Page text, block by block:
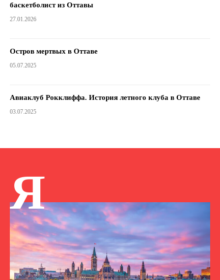
баскетболист из Оттавы
27.01.2026
Остров мертвых в Оттаве
05.07.2025
Авиаклуб Рокклиффа. История летного клуба в Оттаве
03.07.2025
Я